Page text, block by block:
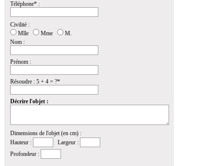
Téléphone* :
Civilité :
Mlle
Mme
M.
Nom :
Prénom :
Résoudre : 5 + 4 = ?*
Décrire l'objet :
Dimensions de l'objet (en cm) :
Hauteur :
Largeur :
Profondeur :